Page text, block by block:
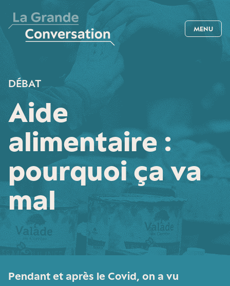
MENU
DÉBAT
Aide
alimentaire :
pourquoi ça va
mal
Pendant et après le Covid, on a vu